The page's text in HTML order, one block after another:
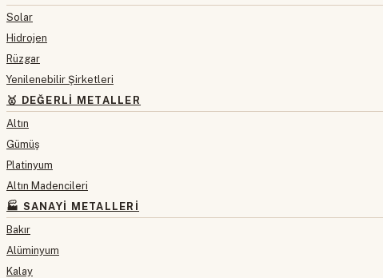
Solar
Hidrojen
Rüzgar
Yenilenebilir Şirketleri
🥇 DEĞERLI METALLER
Altın
Gümüş
Platinyum
Altın Madencileri
🏭 SANAYI METALLERI
Bakır
Alüminyum
Kalay